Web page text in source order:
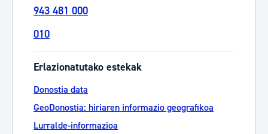
943 481 000
010
Erlazionatutako estekak
Donostia data
GeoDonostia: hiriaren informazio geografikoa
Lurralde-informazioa